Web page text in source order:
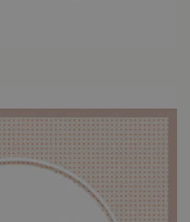
eruit, als je het aan